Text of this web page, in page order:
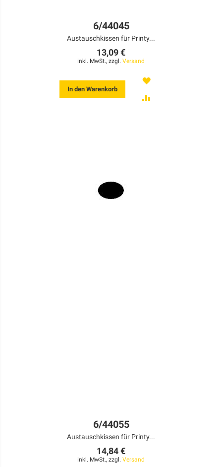
6/44045
Austauschkissen für Printy...
13,09 €
inkl. MwSt., zzgl. Versand
In den Warenkorb
MERKEN
6/44055
Austauschkissen für Printy...
14,84 €
inkl. MwSt., zzgl. Versand